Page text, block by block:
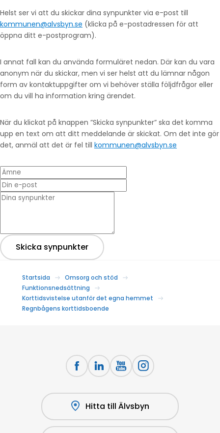
Helst ser vi att du skickar dina synpunkter via e-post till
kommunen@alvsbyn.se (klicka på e-postadressen för att
öppna ditt e-postprogram).
I annat fall kan du använda formuläret nedan. Där kan du vara
anonym när du skickar, men vi ser helst att du lämnar någon
form av kontaktuppgifter om vi behöver ställa följdfrågor eller
om du vill ha information kring ärendet.
När du klickat på knappen ”Skicka synpunkter” ska det komma
upp en text om att ditt meddelande är skickat. Om det inte gör
det, anmäl att det är fel till kommunen@alvsbyn.se
Ämne
Din e-post
* Dina synpunkter
Skicka synpunkter
Startsida
Omsorg och stöd
Funktionsnedsättning
Korttidsvistelse utanför det egna hemmet
Regnbågens korttidsboende
Hitta till Älvsbyn